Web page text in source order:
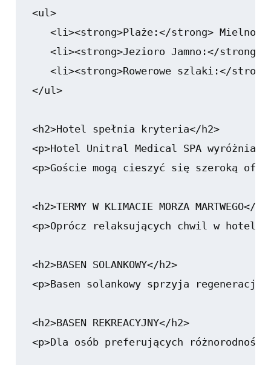
<ul>
<li><strong>Plaże:</strong> Mielno
<li><strong>Jezioro Jamno:</strong>
<li><strong>Rowerowe szlaki:</
</ul>
<h2>Hotel spełnia kryteria</h2>
<p>Hotel Unitral Medical SPA wyróżnia
<p>Goście mogą cieszyć się szeroką
<h2>TERMY W KLIMACIE MORZA MARTWEGO</
<p>Oprócz relaksujących chwil w
<h2>BASEN SOLANKOWY</h2>
<p>Basen solankowy sprzyja
<h2>BASEN REKREACYJNY</h2>
<p>Dla osób preferujących